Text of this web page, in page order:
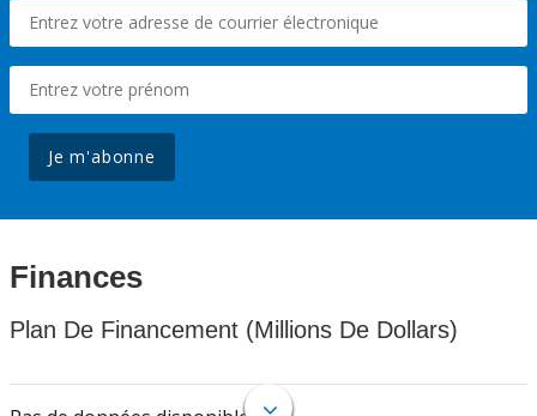
Je m'abonne
Finances
Plan De Financement (Millions De Dollars)